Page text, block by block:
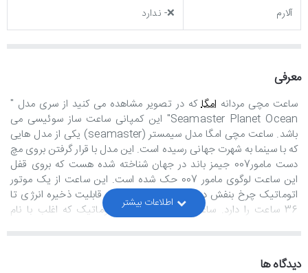
آلارم
❌- ندارد
معرفی
ساعت مچی مردانه امگاکه در تصویر مشاهده می کنید از سری مدل "
Seamaster Planet Ocean" این کمپانی ساعت ساز سوئیسی می
باشد. ساعت مچی امگا مدل سیمستر (seamaster) یکی از مدل هایی
که با سینما به شهرت جهانی رسیده است. این مدل با قرار گرفتن بروی مچ
دست مامور007 جیمز باند در جهان شناخته شده هست که بروی قفل
این ساعت لوگوی مامور 007 حک شده است. این ساعت از یک موتور
اتوماتیک چرخ بنفش درجه یک بهره می برد که قابلیت ذخیره انرژی تا
36 ساعت را دارد. ساعت های موتور های اتوماتیک که اغلب با نام
دست تامین می کنند؛ البته برای راه اندازی اولیه ساعت و درصورتی که
دیدگاه ها